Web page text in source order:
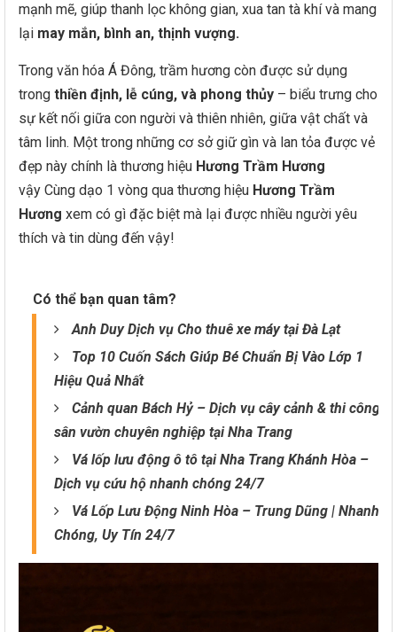
mạnh mẽ, giúp thanh lọc không gian, xua tan tà khí và mang
lại may mắn, bình an, thịnh vượng.
Trong văn hóa Á Đông, trầm hương còn được sử dụng
trong thiền định, lễ cúng, và phong thủy – biểu trưng cho
sự kết nối giữa con người và thiên nhiên, giữa vật chất và
tâm linh. Một trong những cơ sở giữ gìn và lan tỏa được vẻ
đẹp này chính là thương hiệu Hương Trầm Hương
vậy Cùng dạo 1 vòng qua thương hiệu Hương Trầm
Hương xem có gì đặc biệt mà lại được nhiều người yêu
thích và tin dùng đến vậy!
Có thể bạn quan tâm?
Anh Duy Dịch vụ Cho thuê xe máy tại Đà Lạt
Top 10 Cuốn Sách Giúp Bé Chuẩn Bị Vào Lớp 1
Hiệu Quả Nhất
Cảnh quan Bách Hỷ – Dịch vụ cây cảnh & thi công
sân vườn chuyên nghiệp tại Nha Trang
Vá lốp lưu động ô tô tại Nha Trang Khánh Hòa –
Dịch vụ cứu hộ nhanh chóng 24/7
Vá Lốp Lưu Động Ninh Hòa – Trung Dũng | Nhanh
Chóng, Uy Tín 24/7